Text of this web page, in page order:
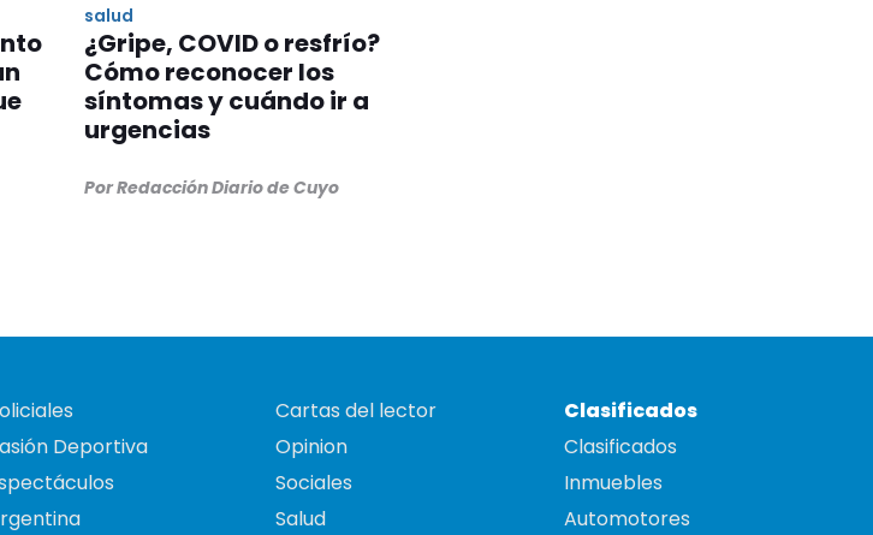
salud
¿Gripe, COVID o resfrío?
Cómo reconocer los
síntomas y cuándo ir a
urgencias
Por Redacción Diario de Cuyo
Deportiva
Cartas del lector
Opinion
Sociales
Salud
Clasificados
Clasificados
Inmuebles
Automotores